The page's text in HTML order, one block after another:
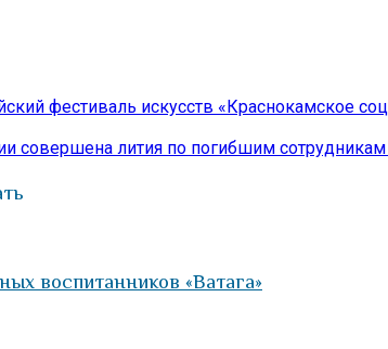
фестиваль искусств «Краснокамское
совершена лития по погибшим
воспитанников «Ватага»